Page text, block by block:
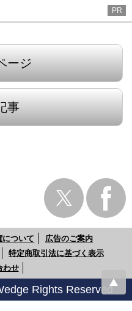
PR
ージ
事
について
広告のご案内
特定商取引法に基づく表示
わせ
Rights Reserved